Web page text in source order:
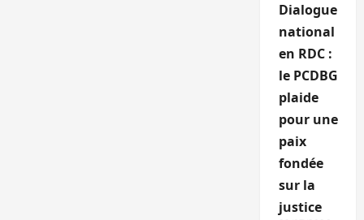
Dialogue
national
en RDC :
le PCDBG
plaide
pour une
paix
fondée
sur la
justice